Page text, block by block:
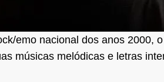
emo nacional dos anos 2000,
músicas melódicas e letras